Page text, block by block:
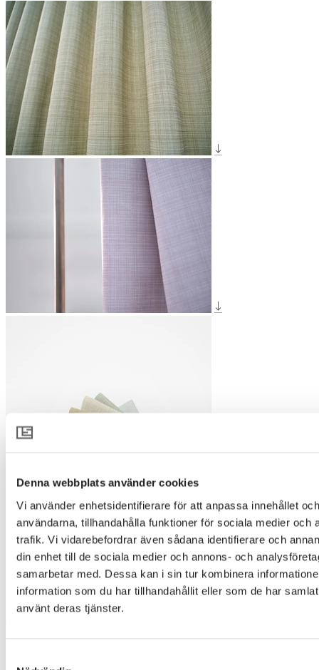
Denna webbplats använder cookies
Vi använder enhetsidentifierare för att anpassa innehållet
användarna, tillhandahålla funktioner för sociala medier och
trafik. Vi vidarebefordrar även sådana identifierare och
din enhet till de sociala medier och annons- och
samarbetar med. Dessa kan i sin tur kombinera
information som du har tillhandahållit eller som de har
använt deras tjänster.